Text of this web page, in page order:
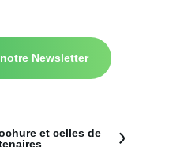
Newsletter
et celles de